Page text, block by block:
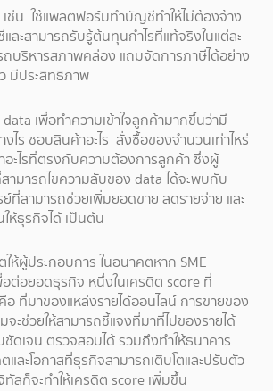
ช่น ใช้แพลตฟอร์มทำบัญชีทำให้ไม่ต้องจ้าง
ะสามารถรับรู้ต้นทุนกำไรที่แท้จริงในแต่ละ
ถบริหารสภาพคล่อง แถมจัดการภาษีได้อย่าง
มีประสิทธิภาพ
เพื่อทำความเข้าใจลูกค้ามากขึ้นว่ามี
ไร ชอบสินค้าอะไร สั่งซื้อของจำนวนเท่าไหร่
ะไรที่ตรงกับความต้องการลูกค้า ซึ่งผู้
ามารถไขความลับของ data ได้จะพบกับ
ที่สามารถช่วยเพิ่มยอดขาย ลดรายจ่าย และ
ห้ธุรกิจได้ เป็นต้น
ให้ผู้ประกอบการ ในอนาคตหาก SME
ต่อยอดธุรกิจ หนึ่งในเครดิต score ที่
อ ที่มาของแหล่งรายได้ออนไลน์ การขายของ
ะช่วยให้สามารถชี้แจงที่มาที่ไปของรายได้
ชัดเจน ตรวจสอบได้ รวมถึงทำให้ธนาคาร
และโอกาสที่ธุรกิจสามารถเติบโตและปรับตัว
ทัลก็จะทำให้เครดิต score เพิ่มขึ้น